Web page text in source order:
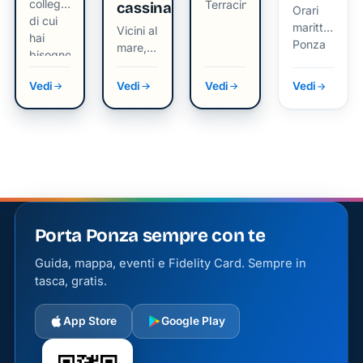
collegamenti
di cui
hai
bisogno
Vedi
cassinate
Vicini al
mare,
vicini
alle
Vedi
Terracina
Vedi
Orari
marittimi
Ponza
Vedi
Porta Ponza sempre con te
Guida, mappa, eventi e Fidelity Card. Sempre in
tasca, gratis.
App Store Google Play